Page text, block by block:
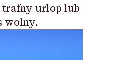
urlop lub
wolny.